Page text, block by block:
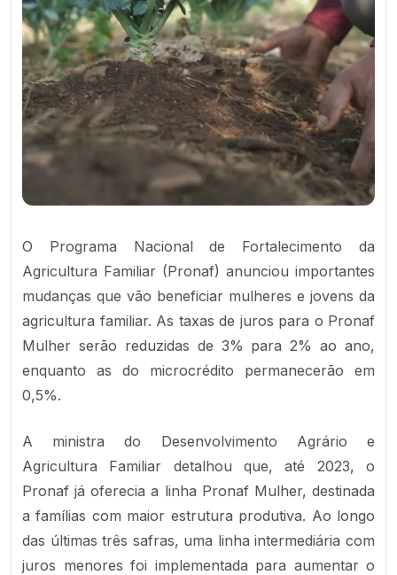
O Programa Nacional de Fortalecimento da
Agricultura Familiar (Pronaf) anunciou importantes
mudanças que vão beneficiar mulheres e jovens da
agricultura familiar. As taxas de juros para o Pronaf
Mulher serão reduzidas de 3% para 2% ao ano,
enquanto as do microcrédito permanecerão em
0,5%.
A ministra do Desenvolvimento Agrário e
Agricultura Familiar detalhou que, até 2023, o
Pronaf já oferecia a linha Pronaf Mulher, destinada
a famílias com maior estrutura produtiva. Ao longo
das últimas três safras, uma linha intermediária com
juros menores foi implementada para aumentar o